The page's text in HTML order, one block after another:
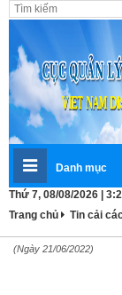
Danh mục
Thứ 7, 08/08/2026 |
Trang chủ
Tin cải
(Ngày 21/06/2022)